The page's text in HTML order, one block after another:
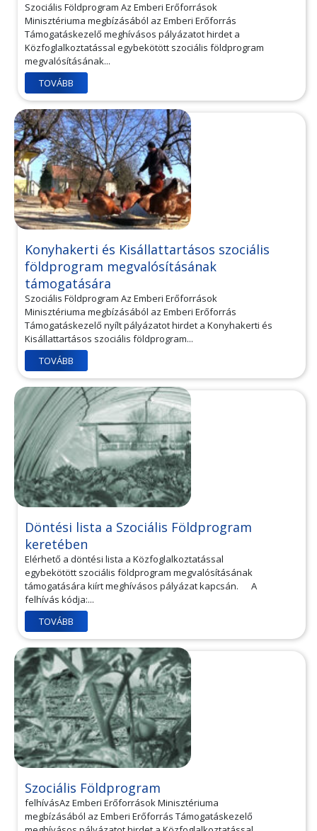
Szociális Földprogram Az Emberi Erőforrások
Minisztériuma megbízásából az Emberi Erőforrás
Támogatáskezelő meghívásos pályázatot hirdet a
Közfoglalkoztatással egybekötött szociális földprogram
megvalósításának...
TOVÁBB
Konyhakerti és Kisállattartásos szociális
földprogram megvalósításának
támogatására
Szociális Földprogram Az Emberi Erőforrások
Minisztériuma megbízásából az Emberi Erőforrás
Támogatáskezelő nyílt pályázatot hirdet a Konyhakerti és
Kisállattartásos szociális földprogram...
TOVÁBB
Döntési lista a Szociális Földprogram
keretében
Elérhető a döntési lista a Közfoglalkoztatással
egybekötött szociális földprogram megvalósításának
támogatására kiírt meghívásos pályázat kapcsán. A
felhívás kódja:...
TOVÁBB
Szociális Földprogram
felhívásAz Emberi Erőforrások Minisztériuma
megbízásából az Emberi Erőforrás Támogatáskezelő